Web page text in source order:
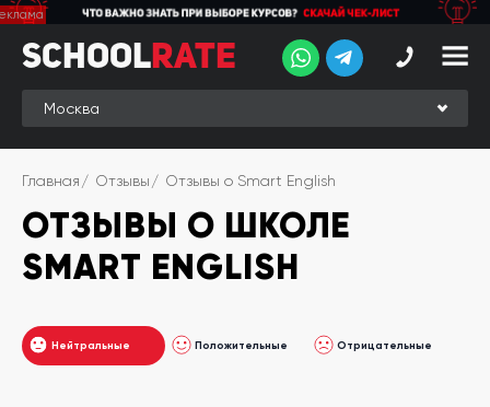
School
Rate
Рейтинг
Online-
рейтинг
Отзывы
студентов
Новые
SchoolRate
Главная Отзывы Отзывы о Smart English
ОТЗЫВЫ О ШКОЛЕ
SMART ENGLISH
Нейтральные Положительные Отрицательные